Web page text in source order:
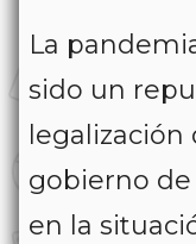
La
sido un
legalización
gobierno
en la